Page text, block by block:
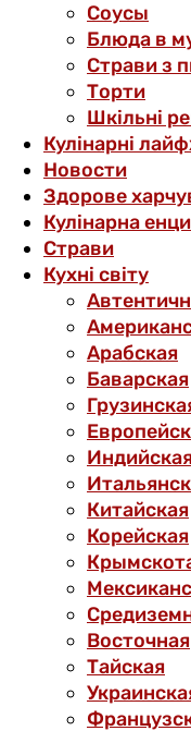
Соусы
Блюда в
Страви з
Торти
Шкільні
Кулінарні
Новости
Здорове
Кулінарна
Страви
Кухні світу
Арабская
Баварская
Китайская
Корейская
Восточная
Тайская